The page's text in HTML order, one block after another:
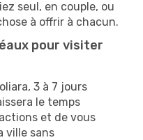
seul, en couple, ou
à offrir à chacun.
pour visiter
3 à 7 jours
le temps
et de vous
ville sans